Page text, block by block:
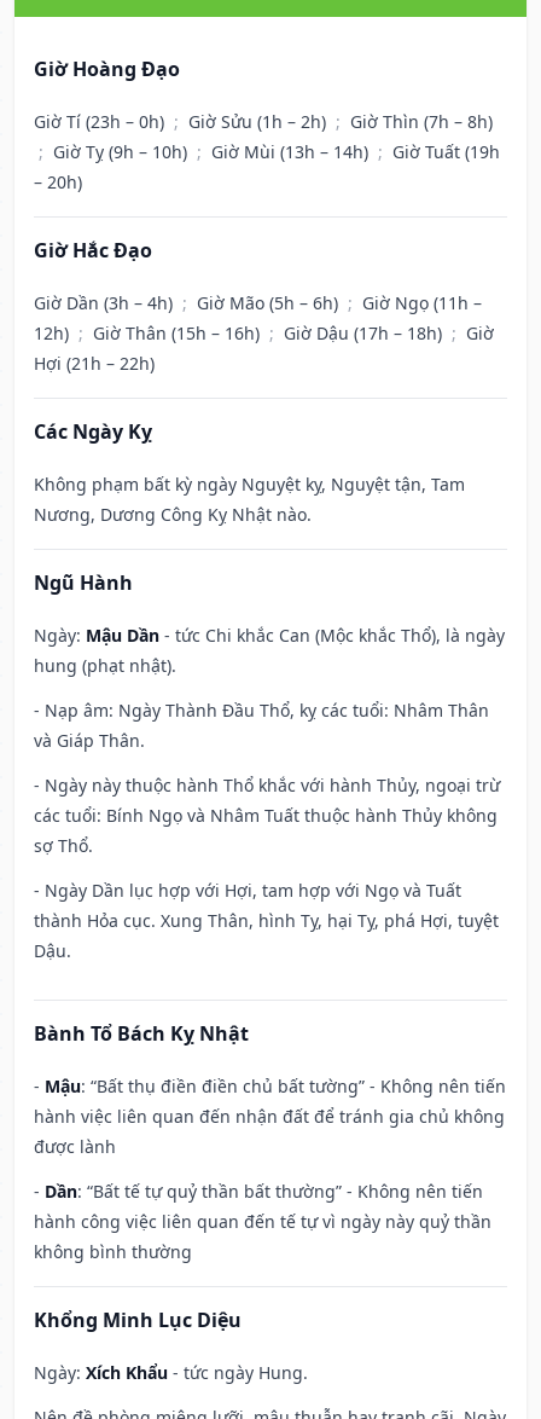
Giờ Hoàng Đạo
Giờ Tí (23h – 0h) ; Giờ Sửu (1h – 2h) ; Giờ Thìn (7h – 8h)
; Giờ Tỵ (9h – 10h) ; Giờ Mùi (13h – 14h) ; Giờ Tuất (19h
– 20h)
Giờ Hắc Đạo
Giờ Dần (3h – 4h) ; Giờ Mão (5h – 6h) ; Giờ Ngọ (11h –
12h) ; Giờ Thân (15h – 16h) ; Giờ Dậu (17h – 18h) ; Giờ
Hợi (21h – 22h)
Các Ngày Kỵ
Không phạm bất kỳ ngày Nguyệt kỵ, Nguyệt tận, Tam
Nương, Dương Công Kỵ Nhật nào.
Ngũ Hành
Ngày: Mậu Dần - tức Chi khắc Can (Mộc khắc Thổ), là ngày
hung (phạt nhật).
- Nạp âm: Ngày Thành Đầu Thổ, kỵ các tuổi: Nhâm Thân
và Giáp Thân.
- Ngày này thuộc hành Thổ khắc với hành Thủy, ngoại trừ
các tuổi: Bính Ngọ và Nhâm Tuất thuộc hành Thủy không
sợ Thổ.
- Ngày Dần lục hợp với Hợi, tam hợp với Ngọ và Tuất
thành Hỏa cục. Xung Thân, hình Tỵ, hại Tỵ, phá Hợi, tuyệt
Dậu.
Bành Tổ Bách Kỵ Nhật
- Mậu: “Bất thụ điền điền chủ bất tường” - Không nên tiến
hành việc liên quan đến nhận đất để tránh gia chủ không
được lành
- Dần: “Bất tế tự quỷ thần bất thường” - Không nên tiến
hành công việc liên quan đến tế tự vì ngày này quỷ thần
không bình thường
Khổng Minh Lục Diệu
Ngày: Xích Khẩu - tức ngày Hung.